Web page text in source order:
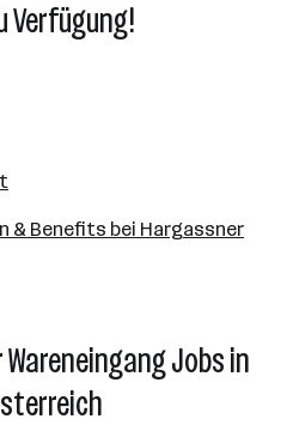
Verfügung!
& Benefits bei Hargassner
Jobs in